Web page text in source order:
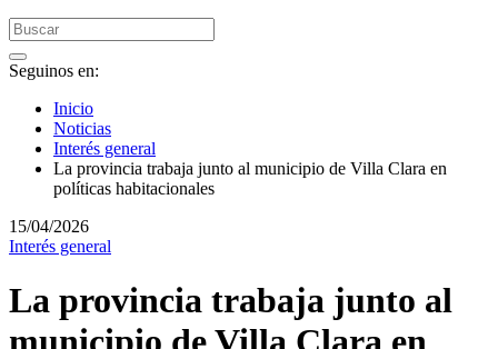
Seguinos en:
Inicio
Noticias
Interés general
La provincia trabaja junto al municipio de Villa Clara en
políticas habitacionales
15/04/2026
Interés general
La provincia trabaja junto al